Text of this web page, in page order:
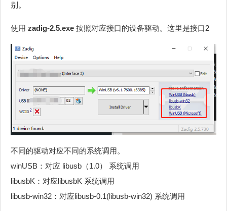
别。
使用 zadig-2.5.exe 按照对应接口的设备驱动。这里是接口2
不同的驱动对应不同的系统调用。
winUSB：对应 libusb（1.0） 系统调用
libusbK：对应libusbK 系统调用
libusb-win32：对应libusb-0.1(libusb-win32) 系统调用